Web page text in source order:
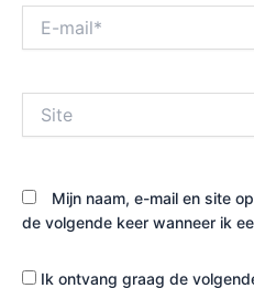
mail*
Mijn naam, e-mail en site
de volgende keer wanneer ik
Ik ontvang graag de